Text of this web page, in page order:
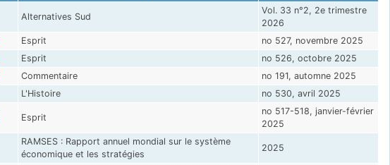
Alternatives Sud
Vol. 33 n°2, 2e trimestre
2026
Esprit
no 527, novembre 2025
Esprit
no 526, octobre 2025
Commentaire
no 191, automne 2025
L'Histoire no 530, avril 2025
Esprit
no 517-518, janvier-février
2025
RAMSES : Rapport annuel mondial sur le système
économique et les stratégies
2025